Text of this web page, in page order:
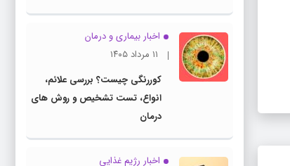
اخبار بیماری و درمان
۱۱ مرداد ۱۴۰۵
کوررنگی چیست؟ بررسی علائم،
انواع، تست تشخیص و روش های
درمان
اخبار رژیم غذایی